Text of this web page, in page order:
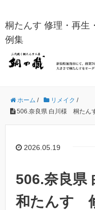
桐たんす 修理・再生
例集
ホーム / リメイク /
506.奈良県 白川様 桐たん
2026.05.19
506.奈良
和たんす